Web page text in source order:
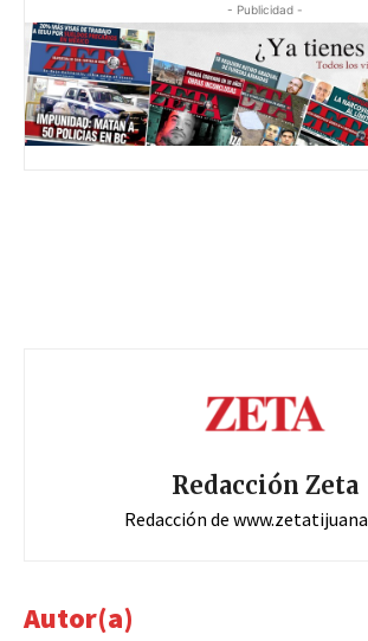
- Publicidad -
Redacción Zeta
Redacción de
Autor(a)